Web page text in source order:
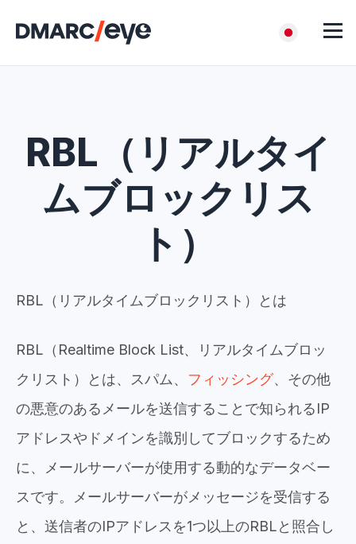
RBL（リアルタイ
ムブロックリス
ト）
RBL（リアルタイムブロックリスト）とは
RBL（Realtime Block List、リアルタイムブロッ
クリスト）とは、スパム、 フィッシング、その他
の悪意のあるメールを送信することで知られるIP
アドレスやドメインを識別してブロックするため
に、メールサーバーが使用する動的なデータベー
スです。メールサーバーがメッセージを受信する
と、送信者のIPアドレスを1つ以上のRBLと照合し